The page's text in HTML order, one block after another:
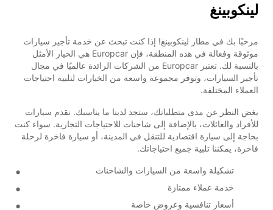
لينكوبينغ
مرحبًا بك في مطار لينكوبينغ! إذا كنت تبحث عن خدمة تأجير سيارات
موثوقة وفعالة في هذه المنطقة، فإن Europcar هي الخيار الأمثل
بالنسبة لك. تعتبر Europcar من الشركات الرائدة عالميًا في مجال
تأجير السيارات، وتوفر مجموعة واسعة من الخيارات لتلبية احتياجات
العملاء المختلفة.
بغض النظر عن مدى متطلباتك، ستجد لدينا ما يناسبك. نقدم سيارات
للأفراد والعائلات، بالإضافة إلى شاحنات للاحتياجات التجارية. سواء كنت
بحاجة إلى سيارة اقتصادية للتنقل في المدينة، أو سيارة فاخرة لرحلة
فاخرة، يمكننا تلبية جميع احتياجاتك.
تشكيلة واسعة من السيارات والشاحنات
خدمة عملاء ممتازة
أسعار تنافسية وعروض خاصة